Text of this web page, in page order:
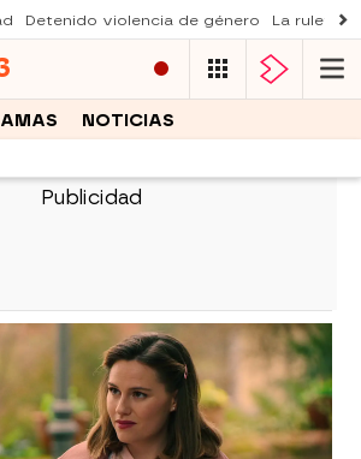
Detenido violencia de género La ruleta
NOTICIAS